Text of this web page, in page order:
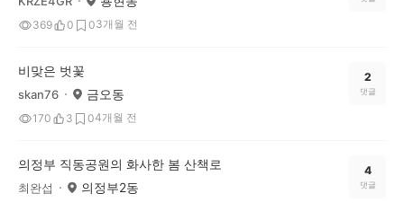
369 0 03개월 전
비맞은 벗꽃
skan76 금오동
170 3 04개월 전
2
댓글
의정부 직동공원의 화사한 봄 산책로
최완섭 의정부2동
4
댓글